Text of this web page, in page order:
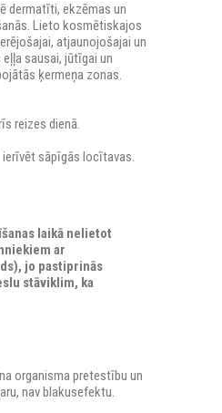
dermatīti, ekzēmas un
Lieto kosmētiskajos
atjaunojošajai un
sausai, jūtīgai un
ķermeņa zonas.
reizes dienā.
sāpīgās locītavas.
laikā nelietot
ar
jo pastiprinās
stāviklim, ka
organisma pretestību un
nav blakusefektu.